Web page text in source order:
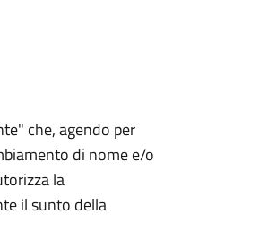
che, agendo per
di nome e/o
la
il sunto della